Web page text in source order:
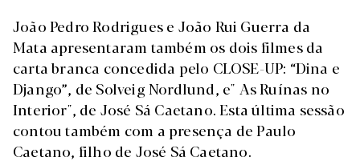
João Pedro Rodrigues e João Rui Guerra da
Mata apresentaram também os dois filmes da
carta branca concedida pelo CLOSE-UP: “Dina e
Django”, de Solveig Nordlund, e" As Ruínas no
Interior", de José Sá Caetano. Esta última sessão
contou também com a presença de Paulo
Caetano, filho de José Sá Caetano.